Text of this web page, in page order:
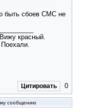
быть сбоев СМС не
красный.
Цитировать 0
сообщению